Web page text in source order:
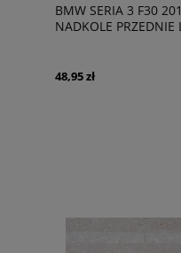
BMW SERIA 3 F30
NADKOLE
48,95 zł